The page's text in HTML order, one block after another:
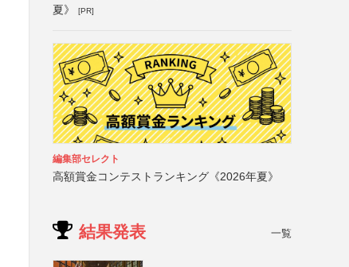
夏》
[PR]
編集部セレクト
高額賞金コンテストランキング《2026年夏》
結果発表 一覧